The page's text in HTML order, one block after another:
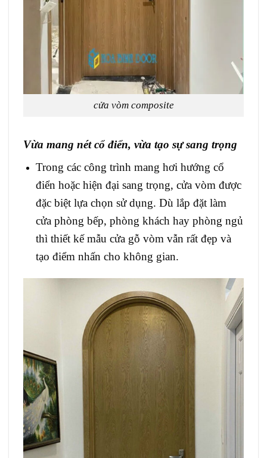
cửa vòm composite
Vừa mang nét cổ điển, vừa tạo sự sang trọng
Trong các công trình mang hơi hướng cổ
điển hoặc hiện đại sang trọng, cửa vòm được
đặc biệt lựa chọn sử dụng. Dù lắp đặt làm
cửa phòng bếp, phòng khách hay phòng ngủ
thì thiết kế mẫu cửa gỗ vòm vẫn rất đẹp và
tạo điểm nhấn cho không gian.